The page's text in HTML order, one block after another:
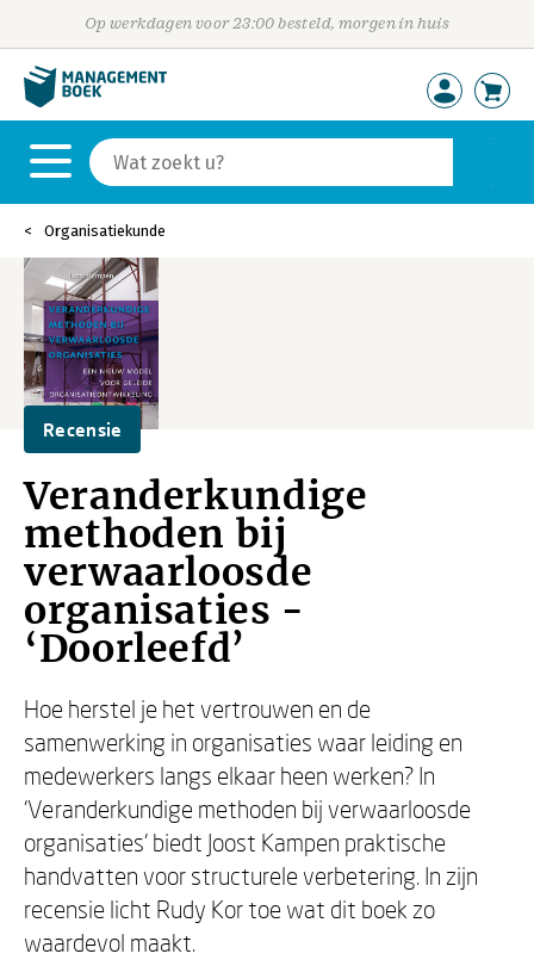
Op werkdagen voor 23:00 besteld, morgen in huis
Organisatiekunde
Recensie
Veranderkundige
methoden bij
verwaarloosde
organisaties -
‘Doorleefd’
Hoe herstel je het vertrouwen en de
samenwerking in organisaties waar leiding en
medewerkers langs elkaar heen werken? In
‘Veranderkundige methoden bij verwaarloosde
organisaties’ biedt Joost Kampen praktische
handvatten voor structurele verbetering. In zijn
recensie licht Rudy Kor toe wat dit boek zo
waardevol maakt.